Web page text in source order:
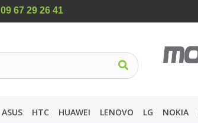
09 67 29 26 41
ASUS HTC HUAWEI LENOVO LG NOKIA